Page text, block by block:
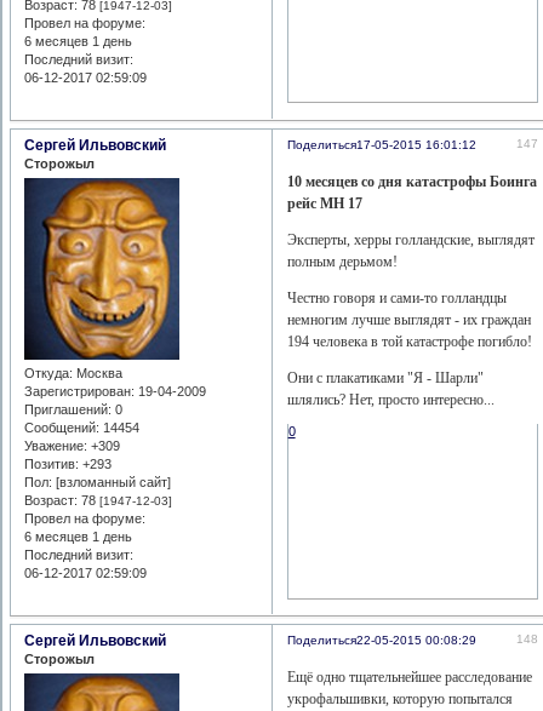
Возраст: 78[1947-12-03]
Провел на форуме:
6 месяцев 1 день
Последний визит:
06-12-2017 02:59:09
Поделиться 147
17-05-2015 16:01:12
Сергей Ильвовский
Сторожыл
Откуда: Москва
Зарегистрирован: 19-04-2009
Приглашений: 0
Сообщений: 14454
Уважение: +309
Позитив: +293
Пол: [взломанный сайт]
Возраст: 78[1947-12-03]
Провел на форуме:
6 месяцев 1 день
Последний визит:
06-12-2017 02:59:09
10 месяцев со дня катастрофы Боинга
рейс МН 17
Эксперты, херры голландские, выглядят
полным дерьмом!
Честно говоря и сами-то голландцы
немногим лучше выглядят - их граждан
194 человека в той катастрофе погибло!
Они с плакатиками "Я - Шарли"
шлялись? Нет, просто интересно...
0
Поделиться 148
22-05-2015 00:08:29
Сергей Ильвовский
Сторожыл
Ещё одно тщательнейшее расследование
укрофальшивки, которую попытался